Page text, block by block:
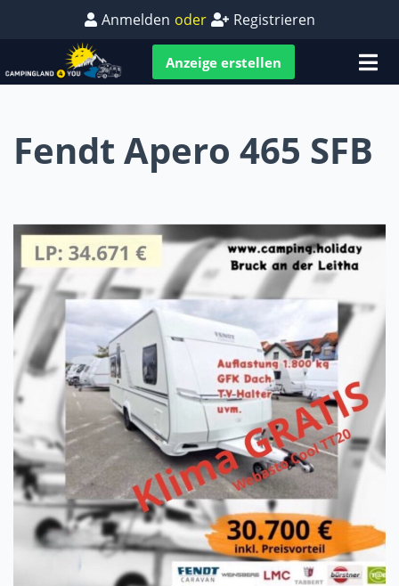
Anmelden oder Registrieren
Anzeige erstellen
Fendt Apero 465 SFB